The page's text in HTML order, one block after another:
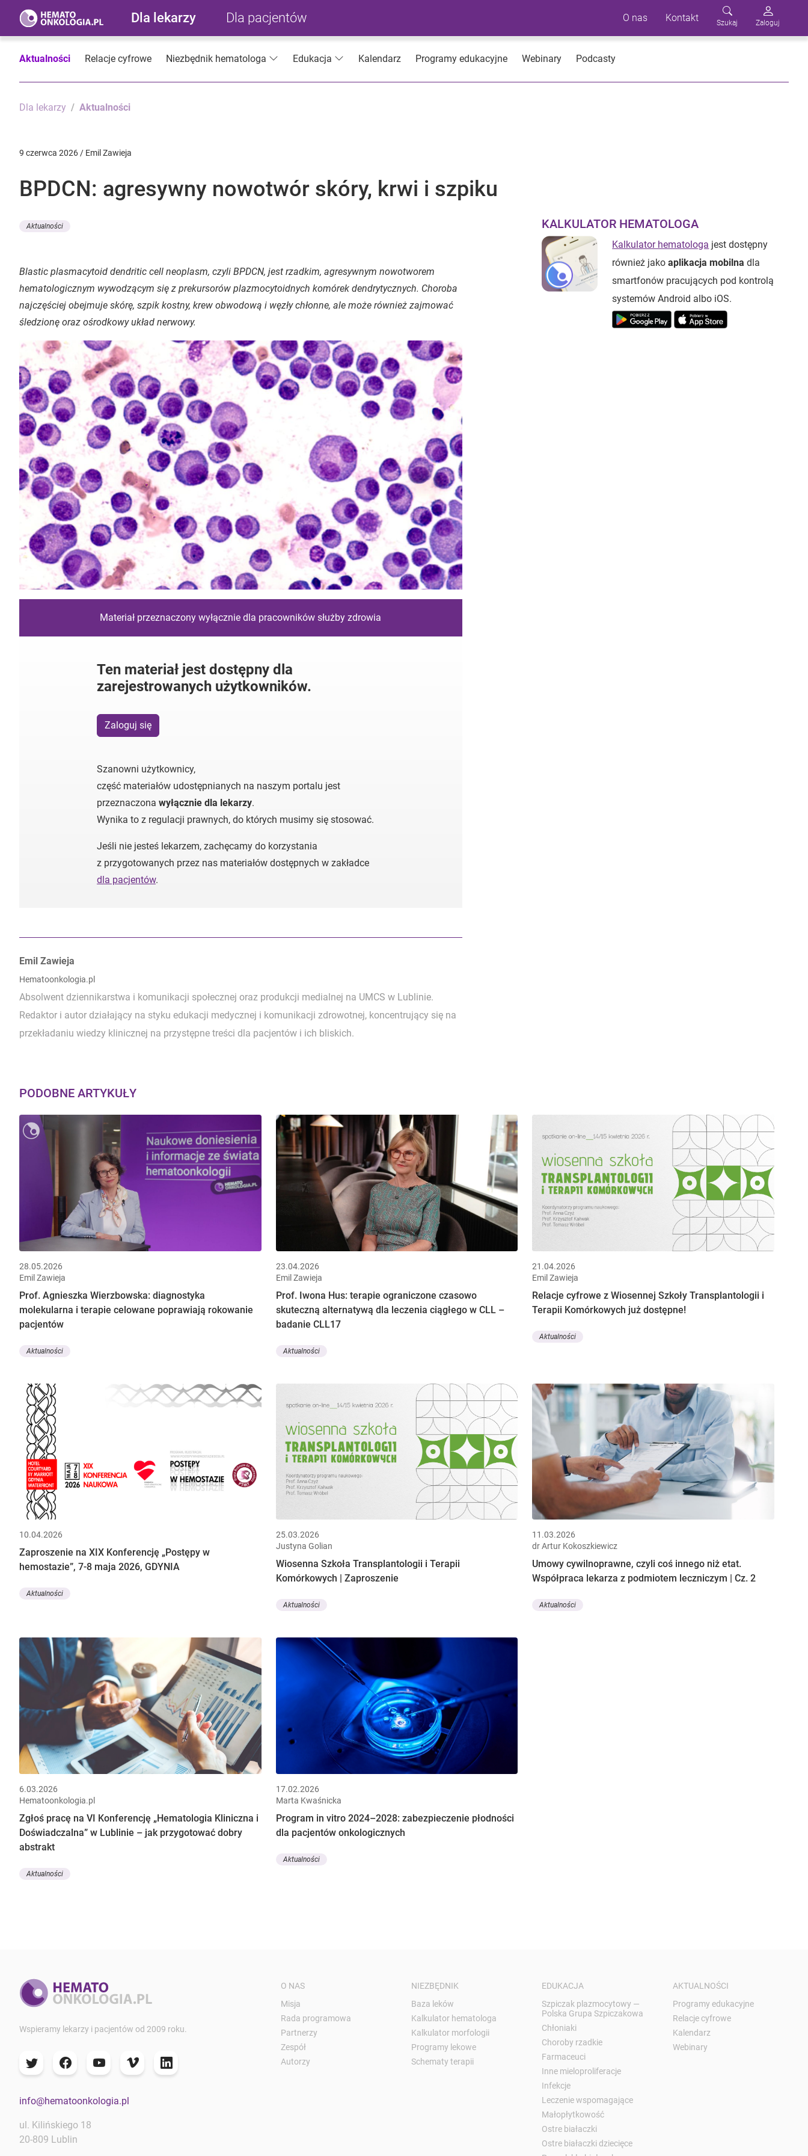
Dla lekarzy Dla pacjentów O nas Kontakt Szukaj Zaloguj
Aktualności Relacje cyfrowe Niezbędnik hematologa Edukacja Kalendarz Programy edukacyjne Webinary Podcasty
Dla lekarzy Aktualności
9 czerwca 2026 / Emil Zawieja
BPDCN: agresywny nowotwór skóry, krwi i szpiku
Aktualności
Blastic plasmacytoid dendritic cell neoplasm, czyli BPDCN, jest rzadkim, agresywnym nowotworem
hematologicznym wywodzącym się z prekursorów plazmocytoidnych komórek dendrytycznych. Choroba
najczęściej obejmuje skórę, szpik kostny, krew obwodową i węzły chłonne, ale może również zajmować
śledzionę oraz ośrodkowy układ nerwowy.
Materiał przeznaczony wyłącznie dla pracowników służby zdrowia
Ten materiał jest dostępny dla
zarejestrowanych użytkowników.
Zaloguj się
Szanowni użytkownicy,
część materiałów udostępnianych na naszym portalu jest
przeznaczona wyłącznie dla lekarzy.
Wynika to z regulacji prawnych, do których musimy się stosować.
Jeśli nie jesteś lekarzem, zachęcamy do korzystania
z przygotowanych przez nas materiałów dostępnych w zakładce
dla pacjentów.
Autorzy:
Emil Zawieja
Hematoonkologia.pl
Absolwent dziennikarstwa i komunikacji społecznej oraz produkcji medialnej na UMCS w Lublinie.
Redaktor i autor działający na styku edukacji medycznej i komunikacji zdrowotnej, koncentrujący się na
przekładaniu wiedzy klinicznej na przystępne treści dla pacjentów i ich bliskich.
KALKULATOR HEMATOLOGA
Kalkulator hematologa jest dostępny
również jakoaplikacja mobilna dla
smartfonów pracujących pod kontrolą
systemów Android albo iOS.
PODOBNE ARTYKUŁY
28.05.2026
Emil Zawieja
Prof. Agnieszka Wierzbowska: diagnostyka
molekularna i terapie celowane poprawiają rokowanie
pacjentów
Aktualności
23.04.2026
Emil Zawieja
Prof. Iwona Hus: terapie ograniczone czasowo
skuteczną alternatywą dla leczenia ciągłego w CLL –
badanie CLL17
Aktualności
21.04.2026
Emil Zawieja
Relacje cyfrowe z Wiosennej Szkoły Transplantologii i
Terapii Komórkowych już dostępne!
Aktualności
10.04.2026
Zaproszenie na XIX Konferencję „Postępy w
hemostazie”, 7-8 maja 2026, GDYNIA
Aktualności
25.03.2026
Justyna Golian
Wiosenna Szkoła Transplantologii i Terapii
Komórkowych | Zaproszenie
Aktualności
11.03.2026
dr Artur Kokoszkiewicz
Umowy cywilnoprawne, czyli coś innego niż etat.
Współpraca lekarza z podmiotem leczniczym | Cz. 2
Aktualności
6.03.2026
Hematoonkologia.pl
Zgłoś pracę na VI Konferencję „Hematologia Kliniczna i
Doświadczalna” w Lublinie – jak przygotować dobry
abstrakt
Aktualności
17.02.2026
Marta Kwaśnicka
Program in vitro 2024–2028: zabezpieczenie płodności
dla pacjentów onkologicznych
Aktualności
Wspieramy lekarzy i pacjentów od 2009 roku.
info@hematoonkologia.pl
ul. Kilińskiego 18
20-809 Lublin
O NAS
Misja
Rada programowa
Partnerzy
Zespół
Autorzy
NIEZBĘDNIK
Baza leków
Kalkulator hematologa
Kalkulator morfologii
Programy lekowe
Schematy terapii
EDUKACJA
Szpiczak plazmocytowy —
Polska Grupa Szpiczakowa
Chłoniaki
Choroby rzadkie
Farmaceuci
Inne mieloproliferacje
Infekcje
Leczenie wspomagające
Małopłytkowość
Ostre białaczki
Ostre białaczki dziecięce
AKTUALNOŚCI
Programy edukacyjne
Relacje cyfrowe
Kalendarz
Webinary